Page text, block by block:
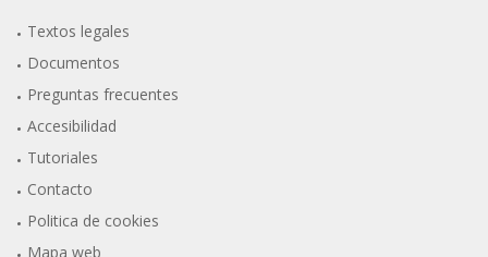
Textos legales
Documentos
Preguntas frecuentes
Accesibilidad
Tutoriales
Contacto
Politica de cookies
Mapa web